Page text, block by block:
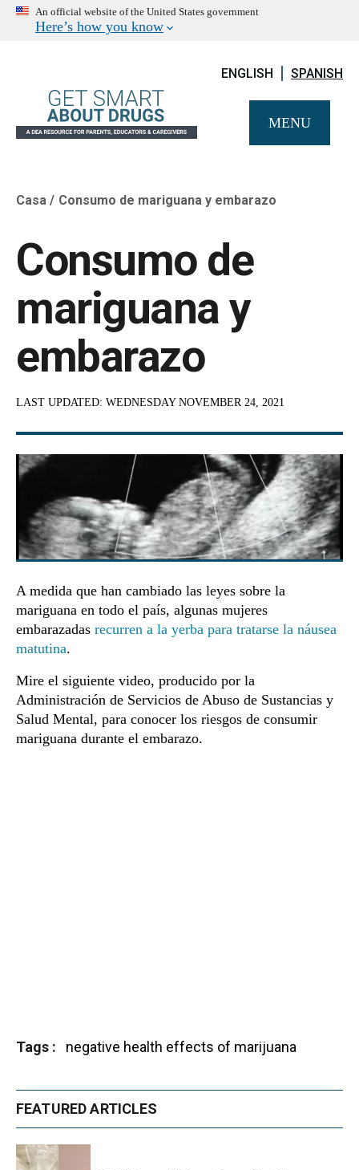
An official website of the United States government
Here’s how you know
ENGLISH SPANISH
MENU
Breadcrumb
Casa Consumo de mariguana y embarazo
Consumo de
mariguana y
embarazo
LAST UPDATED: WEDNESDAY NOVEMBER 24, 2021
A medida que han cambiado las leyes sobre la
mariguana en todo el país, algunas mujeres
embarazadas recurren a la yerba para tratarse la náusea
matutina.
Mire el siguiente video, producido por la
Administración de Servicios de Abuso de Sustancias y
Salud Mental, para conocer los riesgos de consumir
mariguana durante el embarazo.
Tags negative health effects of marijuana
FEATURED ARTICLES